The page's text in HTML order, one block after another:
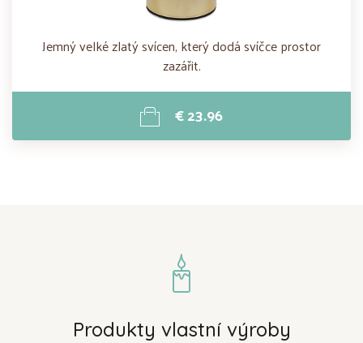
Jemný velké zlatý svícen, který dodá svíčce prostor
zazářit.
€ 23.96
Produkty vlastní výroby